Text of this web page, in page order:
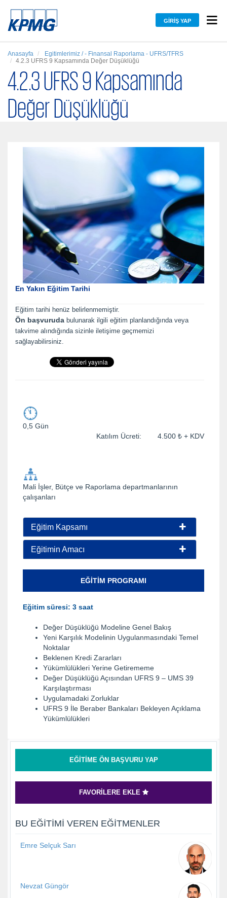
GIRIŞ YAP
Anasayfa
Egitimlerimiz / - Finansal Raporlama - UFRS/TFRS
4.2.3 UFRS 9 Kapsamında Değer Düşüklüğü
4.2.3 UFRS 9 Kapsamında
Değer Düşüklüğü
En Yakın Eğitim Tarihi
Eğitim tarihi henüz belirlenmemiştir.
Ön başvuruda bulunarak ilgili eğitim planlandığında veya
takvime alındığında sizinle iletişime geçmemizi
sağlayabilirsiniz.
0,5 Gün
Katılım Ücreti: 4.500 ₺ + KDV
Mali İşler, Bütçe ve Raporlama departmanlarının
çalışanları
Eğitim Kapsamı
Eğitimin Amacı
EĞITIM PROGRAMI
Eğitim süresi: 3 saat
Değer Düşüklüğü Modeline Genel Bakış
Yeni Karşılık Modelinin Uygulanmasındaki Temel
Noktalar
Beklenen Kredi Zararları
Yükümlülükleri Yerine Getirememe
Değer Düşüklüğü Açısından UFRS 9 – UMS 39
Karşılaştırması
Uygulamadaki Zorluklar
UFRS 9 İle Beraber Bankaları Bekleyen Açıklama
Yükümlülükleri
EĞITIME ÖN BAŞVURU YAP
FAVORILERE EKLE
BU EĞITIMI VEREN EĞITMENLER
Emre Selçuk Sarı
Nevzat Güngör